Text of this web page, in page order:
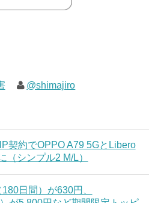
@shimajiro
契約でOPPO A79 5GとLibero
（シンプル2 M/L）
日間）が630円、